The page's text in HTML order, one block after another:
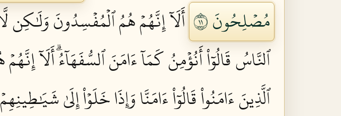
مُصۡلِحُونَ ١١
أَلَآ إِنَّهُمۡ هُمُ ٱلۡمُفۡسِدُونَ وَلَٰكِن
ٱلنَّاسُ قَالُوٓاْ أَنُؤۡمِنُ كَمَآ ءَامَنَ ٱلسُّفَهَآءُۗ أَلَآ
ٱلَّذِينَ ءَامَنُواْ قَالُوٓاْ ءَامَنَّا وَإِذَا خَلَوۡاْ إِلَىٰ